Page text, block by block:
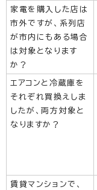
家電を購入した店は
市外ですが、系列店
が市内にもある場合
は対象となります
か？
エアコンと冷蔵庫を
それぞれ買換えしま
したが、両方対象と
なりますか？
賃貸マンションで、